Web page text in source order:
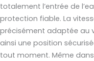
totalement l’entrée de
protection fiable. La
précisément adaptée au
ainsi une position
tout moment. Même